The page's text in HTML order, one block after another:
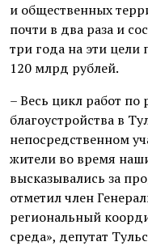
и общественных
почти в два раза и
три года на эти цели
120 млрд рублей.
– Весь цикл работ
благоустройства в
непосредственном
жители во время
высказывались за
отметил член
региональный
среда», депутат